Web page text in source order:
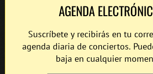
AGENDA
Suscríbete y recibirás en tu
agenda diaria de conciertos.
baja en cualquier